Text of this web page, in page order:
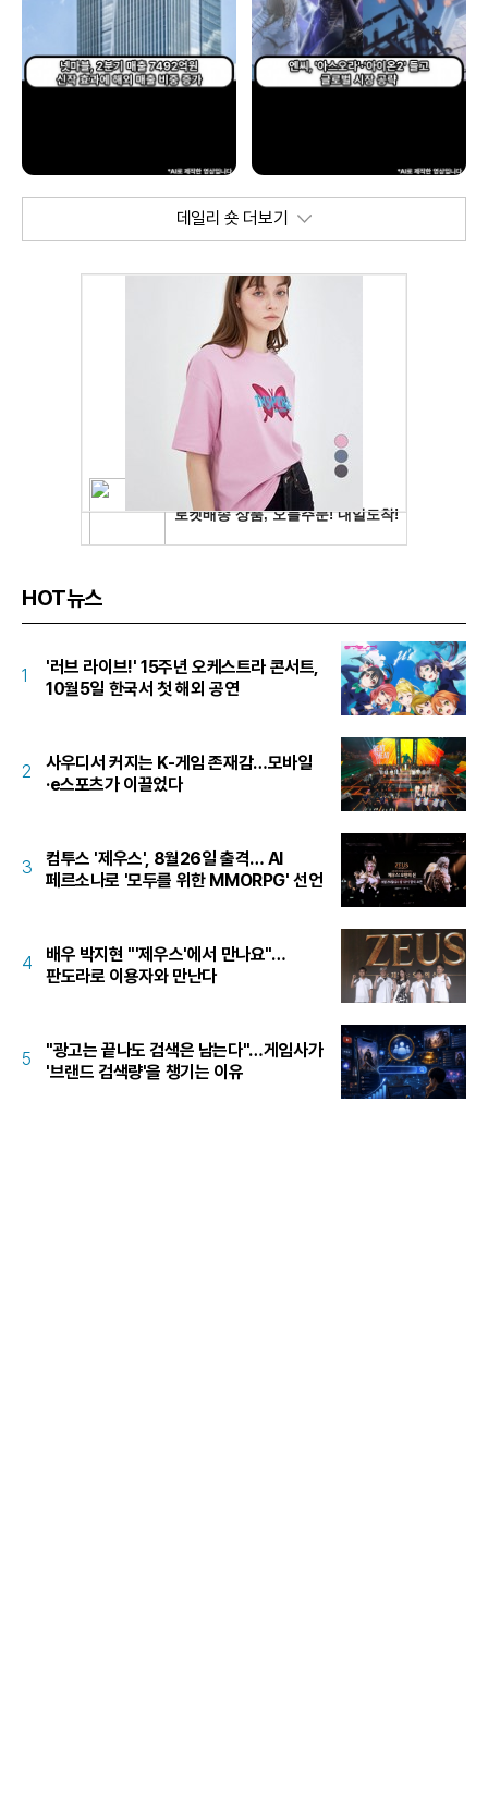
데일리 숏 더보기
HOT뉴스
1
'러브 라이브!' 15주년 오케스트라 콘서트,
10월5일 한국서 첫 해외 공연
2
사우디서 커지는 K-게임 존재감…모바일
·e스포츠가 이끌었다
3
컴투스 '제우스', 8월26일 출격… AI
페르소나로 '모두를 위한 MMORPG' 선언
4
배우 박지현 "'제우스'에서 만나요"…
판도라로 이용자와 만난다
5
"광고는 끝나도 검색은 남는다"…게임사가
'브랜드 검색량'을 챙기는 이유